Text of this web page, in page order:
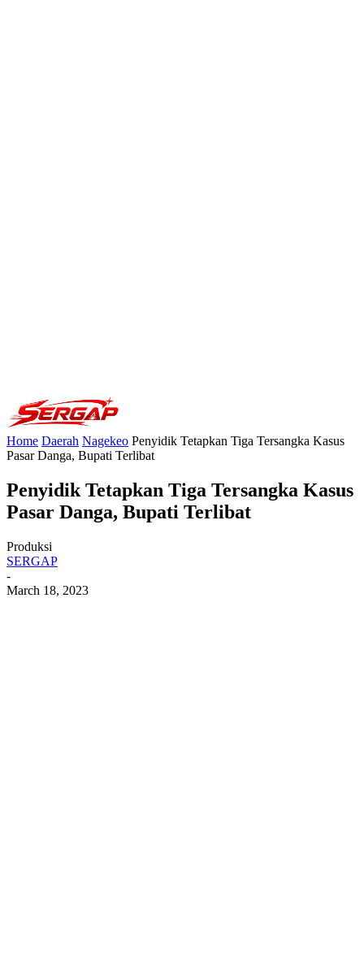
Home Daerah Nagekeo Penyidik Tetapkan Tiga Tersangka Kasus
Pasar Danga, Bupati Terlibat
Penyidik Tetapkan Tiga Tersangka Kasus
Pasar Danga, Bupati Terlibat
Produksi
SERGAP
-
March 18, 2023